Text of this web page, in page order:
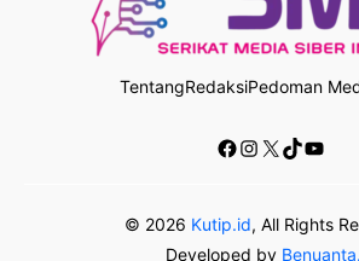
TentangRedaksiPedoman
Facebook
Instagram
X TikTok
© 2026 Kutip.id, All Rights
Developed by